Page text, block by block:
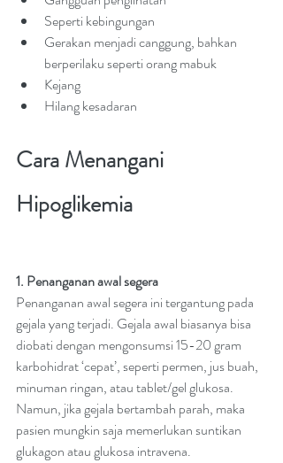
Seperti kebingungan
Gerakan menjadi canggung, bahkan
berperilaku seperti orang mabuk
Kejang
Hilang kesadaran
Cara Menangani
Hipoglikemia
1. Penanganan awal segera
Penanganan awal segera ini tergantung pada
gejala yang terjadi. Gejala awal biasanya bisa
diobati dengan mengonsumsi 15-20 gram
karbohidrat ‘cepat’, seperti permen, jus buah,
minuman ringan, atau tablet/gel glukosa.
Namun, jika gejala bertambah parah, maka
pasien mungkin saja memerlukan suntikan
glukagon atau glukosa intravena.